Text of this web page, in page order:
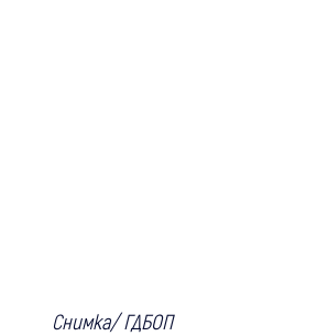
Снимка/ ГДБОП